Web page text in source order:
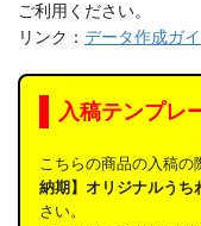
ご利用ください。
リンク： データ作成ガ
入稿テンプレ
こちらの商品の入稿の
納期】オリジナルうち
さい。